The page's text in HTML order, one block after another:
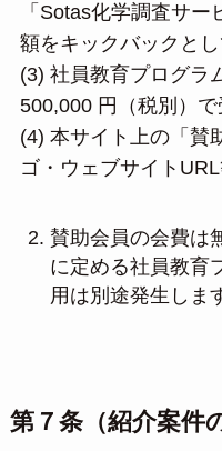
「Sotas化学調査サ
額をキックバックと
(3) 社員教育プログラ
500,000 円（税別）で
(4) 本サイト上の「賛
ゴ・ウェブサイト
賛助会員の会費は
に定める社員教育
用は別途発生しま
第７条（紹介案件